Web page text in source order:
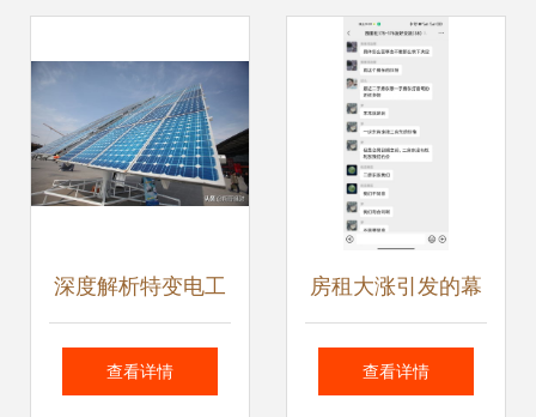
深度解析特变电工
电线电缆技术开发
查看详情
房租大涨引发的幕
后之战 剪网线、剪
查看详情